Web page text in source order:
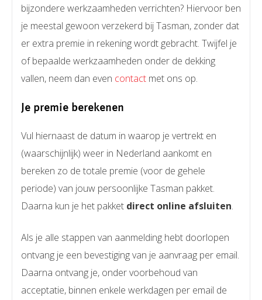
bijzondere werkzaamheden verrichten? Hiervoor ben
je meestal gewoon verzekerd bij Tasman, zonder dat
er extra premie in rekening wordt gebracht. Twijfel je
of bepaalde werkzaamheden onder de dekking
vallen, neem dan even contact met ons op.
Je premie berekenen
Vul hiernaast de datum in waarop je vertrekt en
(waarschijnlijk) weer in Nederland aankomt en
bereken zo de totale premie (voor de gehele
periode) van jouw persoonlijke Tasman pakket.
Daarna kun je het pakket direct online afsluiten.
Als je alle stappen van aanmelding hebt doorlopen
ontvang je een bevestiging van je aanvraag per email.
Daarna ontvang je, onder voorbehoud van
acceptatie, binnen enkele werkdagen per email de